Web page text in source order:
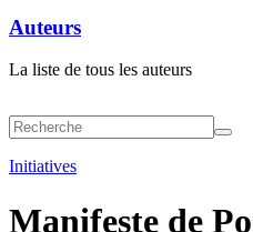
Auteurs
La liste de tous les auteurs
Initiatives
Manifeste de